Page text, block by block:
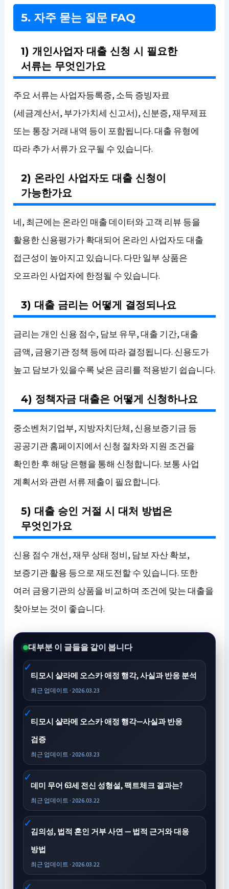
5. 자주 묻는 질문 FAQ
1) 개인사업자 대출 신청 시 필요한
서류는 무엇인가요
주요 서류는 사업자등록증, 소득 증빙자료
(세금계산서, 부가가치세 신고서), 신분증, 재무제표
또는 통장 거래 내역 등이 포함됩니다. 대출 유형에
따라 추가 서류가 요구될 수 있습니다.
2) 온라인 사업자도 대출 신청이
가능한가요
네, 최근에는 온라인 매출 데이터와 고객 리뷰 등을
활용한 신용평가가 확대되어 온라인 사업자도 대출
접근성이 높아지고 있습니다. 다만 일부 상품은
오프라인 사업자에 한정될 수 있습니다.
3) 대출 금리는 어떻게 결정되나요
금리는 개인 신용 점수, 담보 유무, 대출 기간, 대출
금액, 금융기관 정책 등에 따라 결정됩니다. 신용도가
높고 담보가 있을수록 낮은 금리를 적용받기 쉽습니다.
4) 정책자금 대출은 어떻게 신청하나요
중소벤처기업부, 지방자치단체, 신용보증기금 등
공공기관 홈페이지에서 신청 절차와 지원 조건을
확인한 후 해당 은행을 통해 신청합니다. 보통 사업
계획서와 관련 서류 제출이 필요합니다.
5) 대출 승인 거절 시 대처 방법은
무엇인가요
신용 점수 개선, 재무 상태 정비, 담보 자산 확보,
보증기관 활용 등으로 재도전할 수 있습니다. 또한
여러 금융기관의 상품을 비교하며 조건에 맞는 대출을
찾아보는 것이 좋습니다.
대부분 이 글들을 같이 봅니다
티모시 샬라메 오스카 애정 행각, 사실과 반응 분석
최근 업데이트 · 2026.03.23
티모시 샬라메 오스카 애정 행각—사실과 반응
검증
최근 업데이트 · 2026.03.23
데미 무어 63세 전신 성형설, 팩트체크 결과는?
최근 업데이트 · 2026.03.22
김의성, 법적 혼인 거부 사연 — 법적 근거와 대응
방법
최근 업데이트 · 2026.03.22